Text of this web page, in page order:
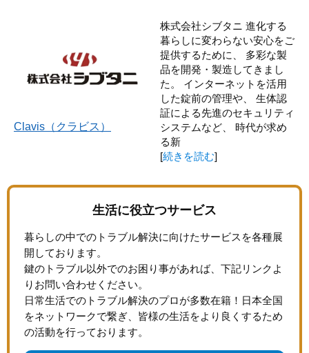
Clavis（クラビス）
株式会社シブタニ 進化する
暮らしに変わらない安心をご
提供するために、 多彩な製
品を開発・製造してきまし
た。 インターネットを活用
した錠前の管理や、 生体認
証による先進のセキュリティ
システムなど、 時代が求め
る新
[続きを読む]
生活に役立つサービス
暮らしの中でのトラブル解決に向けたサービスを各種展
開しております。
鍵のトラブル以外でのお困り事があれば、下記リンクよ
りお問い合わせください。
日常生活でのトラブル解決のプロが多数在籍！日本全国
をネットワークで繋ぎ、皆様の生活をより良くするため
の活動を行っております。